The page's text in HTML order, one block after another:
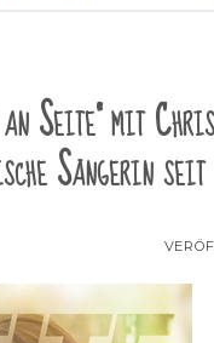
Seite" mit
Sängerin